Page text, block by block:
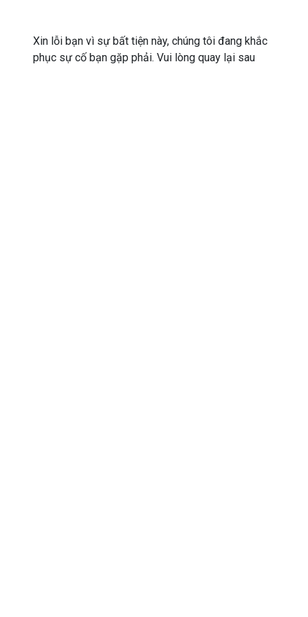
Xin lỗi bạn vì sự bất tiện này, chúng tôi đang khắc
phục sự cố bạn gặp phải. Vui lòng quay lại sau